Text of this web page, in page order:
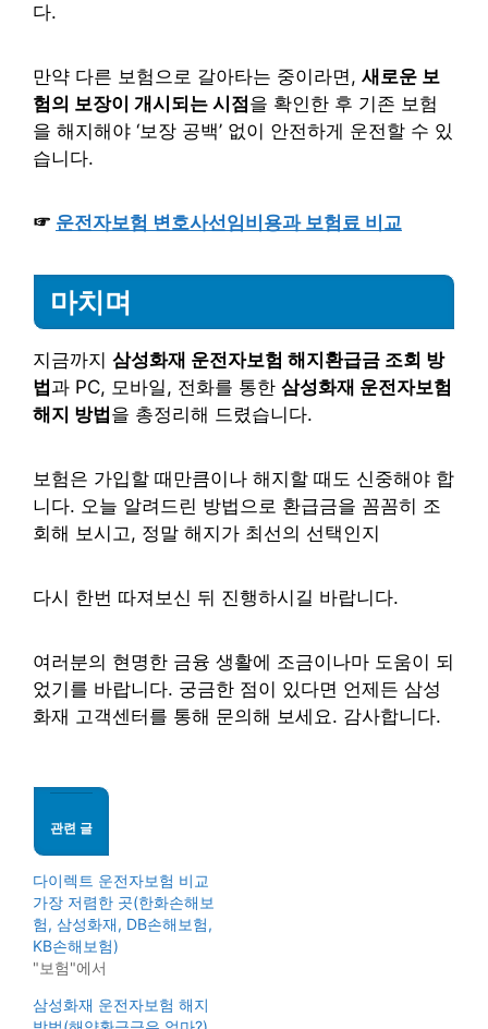
다.
만약 다른 보험으로 갈아타는 중이라면, 새로운 보
험의 보장이 개시되는 시점을 확인한 후 기존 보험
을 해지해야 ‘보장 공백’ 없이 안전하게 운전할 수 있
습니다.
☞ 운전자보험 변호사선임비용과 보험료 비교
마치며
지금까지 삼성화재 운전자보험 해지환급금 조회 방
법 과 PC, 모바일, 전화를 통한 삼성화재 운전자보험
해지 방법 을 총정리해 드렸습니다.
보험은 가입할 때만큼이나 해지할 때도 신중해야 합
니다. 오늘 알려드린 방법으로 환급금을 꼼꼼히 조
회해 보시고, 정말 해지가 최선의 선택인지
다시 한번 따져보신 뒤 진행하시길 바랍니다.
여러분의 현명한 금융 생활에 조금이나마 도움이 되
었기를 바랍니다. 궁금한 점이 있다면 언제든 삼성
화재 고객센터를 통해 문의해 보세요. 감사합니다.
관련 글
다이렉트 운전자보험 비교
가장 저렴한 곳(한화손해보
험, 삼성화재, DB손해보험,
KB손해보험)
"보험"에서
삼성화재 운전자보험 해지